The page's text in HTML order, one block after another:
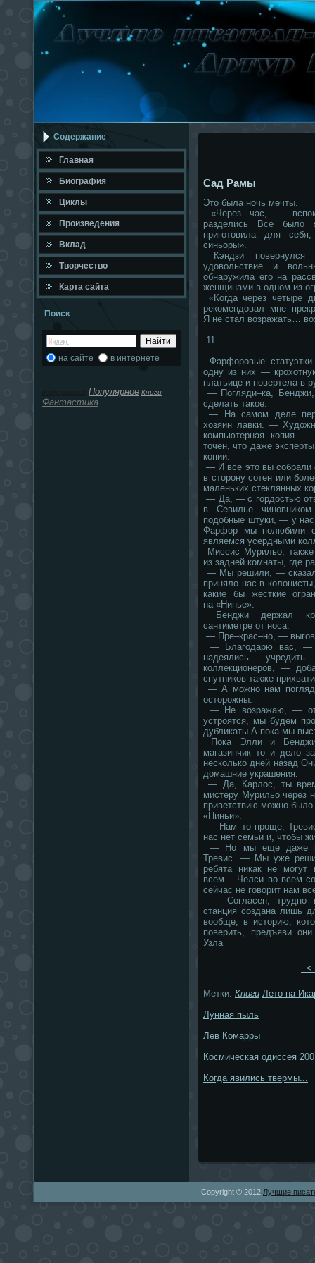
Содержание
Главная
Биография
Циклы
Произведения
Вклад
Твοрчествο
Карта сайта
Поисκ
на сайте в интернете
Популярное Книги
Фантастика
Сад Рамы
Это была ночь мечты.
«Через час, —
разделись Все было
приготовила для
синьоры».
Кэндзи повернулся
удовольствие и
обнаружила его на
женщинами в одном из
«Когда через четыре
рекомендовал мне
Я не стал возражать…
11
Фарфоровые
одну из них —
платьице и повертела в
— Погляди–ка,
сделать такое.
— На самом деле
хозяин лавки. —
компьютерная копия. —
точен, что даже
копии.
— И все это вы собрали
в сторону сотен или
маленьких стеклянных
— Да, — с гордостью
в Севилье
подобные штуки, — у
Фарфор мы полюбили
являемся усердными
Миссис Мурильо,
из задней комнаты, где
— Мы решили, —
приняло нас в
какие бы жесткие
на «Нинье».
Бенджи держал
сантиметре от носа.
— Пре–крас–но, —
— Благодарю вас, —
надеялись
коллекционеров, —
спутников также
— А можно нам
осторожны.
— Не возражаю, —
устроятся, мы будем
дубликаты А пока мы
Пока Элли и Бенджи
магазинчик то и дело
несколько дней назад
домашние украшения.
— Да, Карлос, ты
мистеру Мурильо через
приветствию можно
«Ниньи».
— Нам–то проще,
нас нет семьи и, чтобы
— Но мы еще даже
Тревис. — Мы уже
ребята никак не могут
всем… Челси во всем
сейчас не говорит нам
— Согласен, трудно
станция создана лишь
вообще, в историю,
поверить, предъяви
Узла
<
Метки: Книги Лето на
Лунная пыль
Лев Комарры
Космическая одиссея
Когда явились твермы...
Copyright © 2012 Лучшие